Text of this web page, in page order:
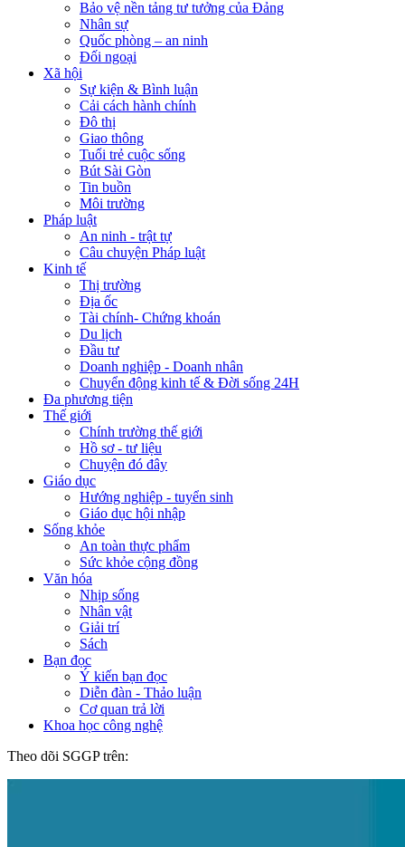
Bảo vệ nền tảng tư tưởng của Đảng
Nhân sự
Quốc phòng – an ninh
Đối ngoại
Xã hội
Sự kiện & Bình luận
Cải cách hành chính
Đô thị
Giao thông
Tuổi trẻ cuộc sống
Bút Sài Gòn
Tin buồn
Môi trường
Pháp luật
An ninh - trật tự
Câu chuyện Pháp luật
Kinh tế
Thị trường
Địa ốc
Tài chính- Chứng khoán
Du lịch
Đầu tư
Doanh nghiệp - Doanh nhân
Chuyển động kinh tế & Đời sống 24H
Đa phương tiện
Thế giới
Chính trường thế giới
Hồ sơ - tư liệu
Chuyện đó đây
Giáo dục
Hướng nghiệp - tuyển sinh
Giáo dục hội nhập
Sống khỏe
An toàn thực phẩm
Sức khỏe cộng đồng
Văn hóa
Nhịp sống
Nhân vật
Giải trí
Sách
Bạn đọc
Ý kiến bạn đọc
Diễn đàn - Thảo luận
Cơ quan trả lời
Khoa học công nghệ
Theo dõi SGGP trên: